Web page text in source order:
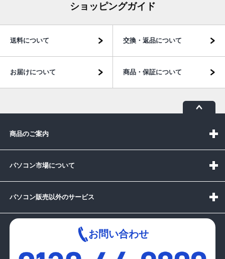
ショッピングガイド
送料について 交換・返品について
お届けについて 商品・保証について
商品のご案内
パソコン市場について
パソコン販売以外のサービス
お問い合わせ